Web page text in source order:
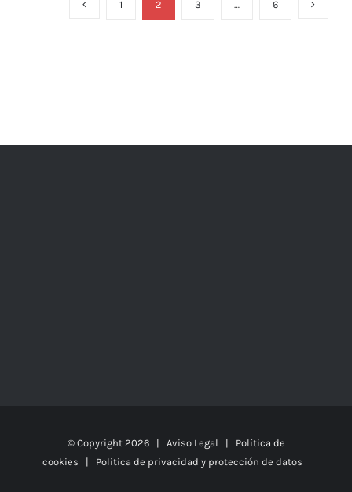
1 2 3 … 6
© Copyright 2026 | Aviso Legal | Política de
cookies | Politica de privacidad y protección de datos